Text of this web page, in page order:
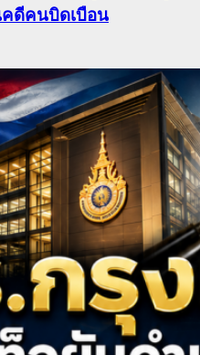
คดีคนบิดเบือน